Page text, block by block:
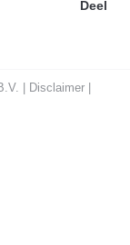
Deel
| Disclaimer